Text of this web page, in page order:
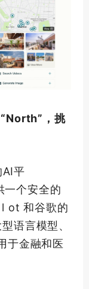
，挑
平
一个安全的
ot 和谷歌的
语言模型、
于金融和医